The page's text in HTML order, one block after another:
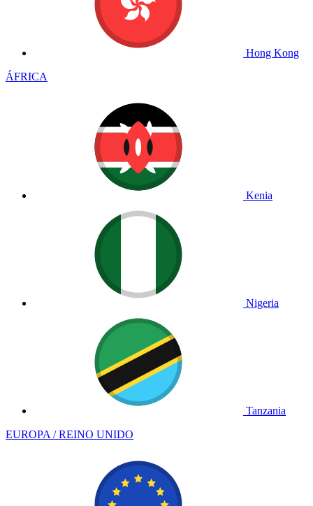
Hong Kong
ÁFRICA
Kenia
Nigeria
Tanzania
EUROPA / REINO UNIDO